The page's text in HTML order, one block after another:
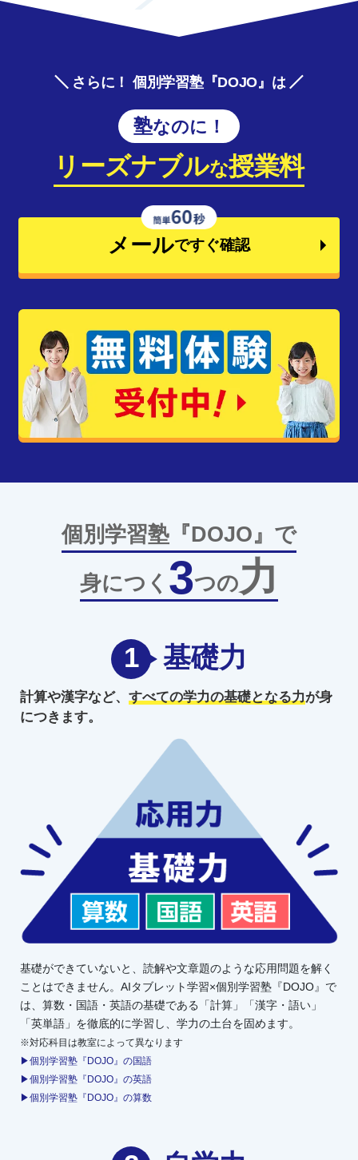
さらに！ 個別学習塾『DOJO』は
塾なのに！
リーズナブルな授業料
メールですぐ確認
個別学習塾『DOJO』で
身につく 3つの力
1 基礎力
計算や漢字など、 すべての学力の基礎となる力が身
につきます。
基礎ができていないと、読解や文章題のような応用問題を解く
ことはできません。AIタブレット学習×個別学習塾『DOJO』で
は、算数・国語・英語の基礎である「計算」「漢字・語い」
「英単語」を徹底的に学習し、学力の土台を固めます。
※対応科目は教室によって異なります
▶個別学習塾『DOJO』の国語
▶個別学習塾『DOJO』の英語
▶個別学習塾『DOJO』の算数